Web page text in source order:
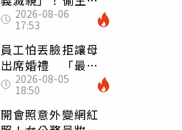
怕曝光 竟盜鄰居
身份辦假證落戶
2026-08-06
17:53
員工怕丟臉拒讓母
出席婚禮 「最愛
發錢老闆」震怒開
除：我看不起你
2026-08-05
18:50
開會照意外變網紅